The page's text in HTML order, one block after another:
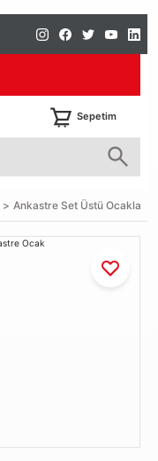
Sepetim
Ankastre Set Üstü Ocaklar